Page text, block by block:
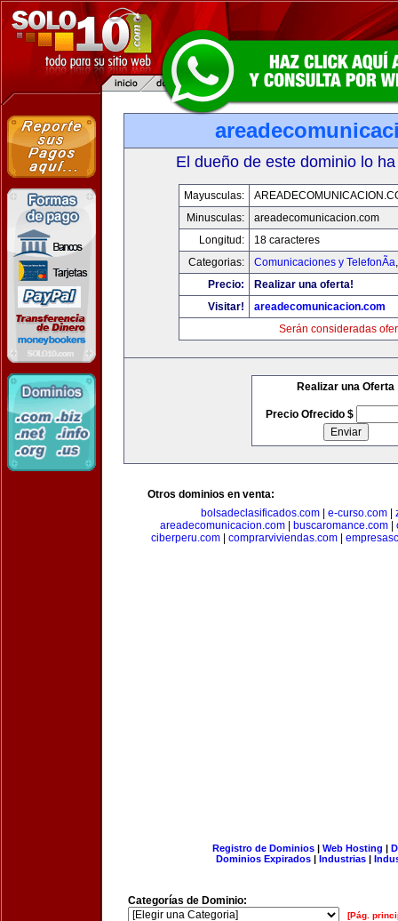
El dueño de este dominio lo
Mayusculas:
Minusculas:
areadecomunicacion.com
Longitud:
18 caracteres
Categorias:
Comunicaciones y TelefonÃ­a
Precio:
Realizar una oferta!
Visitar!
areadecomunicacion.com
Serán consideradas
Realizar una Oferta
Precio Ofrecido $
Otros dominios en venta:
bolsadeclasificados.com
e-curso.com
areadecomunicacion.com| buscaromance.com|
ciberperu.com
comprarviviendas.com
Registro de Dominios| Web Hosting |
Dominios Expirados | Industrias |
Categorías de Dominio:
[Pág.